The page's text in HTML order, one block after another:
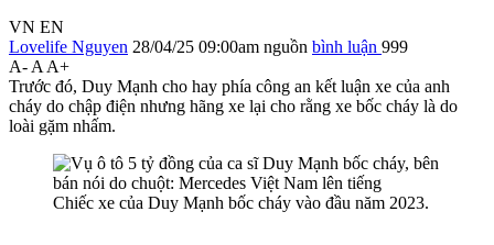
VN EN
Lovelife Nguyen 28/04/25 09:00am nguồn bình luận 999
A- A A+
Trước đó, Duy Mạnh cho hay phía công an kết luận xe của anh
cháy do chập điện nhưng hãng xe lại cho rằng xe bốc cháy là do
loài gặm nhấm.
Chiếc xe của Duy Mạnh bốc cháy vào đầu năm 2023.